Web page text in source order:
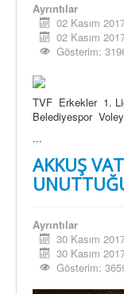
Ayrıntılar
02 Kasım
02 Kasım
Gösterim:
TVF Erkekler 1.
Belediyespor
...
AKKUŞ
Ayrıntılar
30 Kasım
30 Kasım
Gösterim: